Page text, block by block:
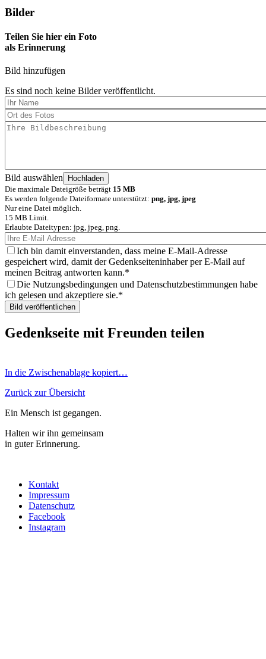
Bilder
Teilen Sie hier ein Foto
als Erinnerung
Bild hinzufügen
Es sind noch keine Bilder veröffentlicht.
Bild auswählen
Die maximale Dateigröße beträgt 15 MB
Es werden folgende Dateiformate unterstützt: png, jpg, jpeg
Nur eine Datei möglich.
15 MB Limit.
Erlaubte Dateitypen: jpg, jpeg, png.
Ich bin damit einverstanden, dass meine E-Mail-Adresse
gespeichert wird, damit der Gedenkseiteninhaber per E-Mail auf
meinen Beitrag antworten kann.
Die Nutzungsbedingungen und Datenschutzbestimmungen habe
ich gelesen und akzeptiere sie.
Gedenkseite mit Freunden teilen
In die Zwischenablage kopiert…
Zurück zur Übersicht
Ein Mensch ist gegangen.
Halten wir ihn gemeinsam
in guter Erinnerung.
Kontakt
Impressum
Datenschutz
Facebook
Instagram